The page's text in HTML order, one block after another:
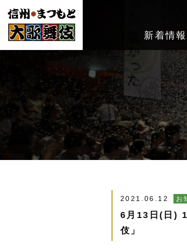
新着情報
2021.06.12 お
6月13日(日)
伎」